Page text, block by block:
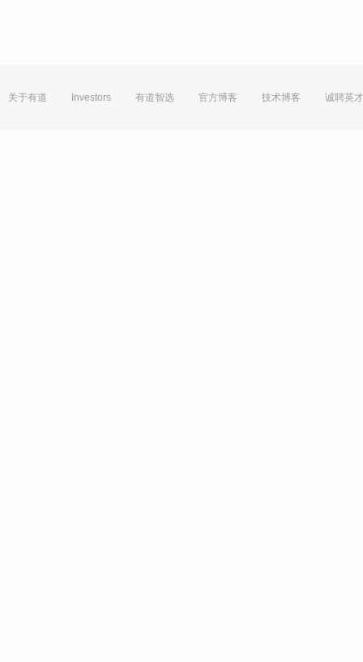
关于有道 Investors 有道智选 官方博客 技术博客 诚聘英才